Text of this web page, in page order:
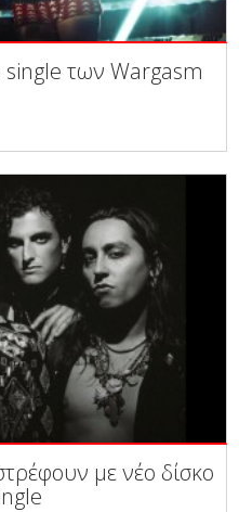
single των Wargasm
με νέο δίσκο